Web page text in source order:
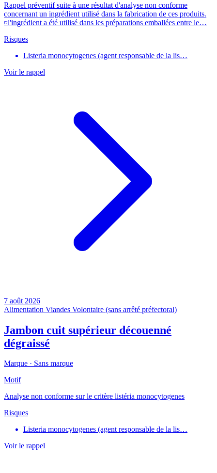
Rappel préventif suite à une résultat d'analyse non conforme
concernant un ingrédient utilisé dans la fabrication de ces produits.
¤l'ingrédient a été utilisé dans les préparations emballées entre le…
Risques
Listeria monocytogenes (agent responsable de la lis…
Voir le rappel
7 août 2026
Alimentation Viandes Volontaire (sans arrêté préfectoral)
Jambon cuit supérieur découenné
dégraissé
Marque · Sans marque
Motif
Analyse non conforme sur le critère listéria monocytogenes
Risques
Listeria monocytogenes (agent responsable de la lis…
Voir le rappel